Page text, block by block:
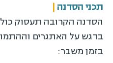
תכני הסדנה |
הסדנה הקרובה תעסוק
בדגש על האתגרים
בזמן משבר: